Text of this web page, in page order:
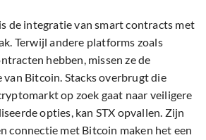
de integratie van smart contracts met
Terwijl andere platforms zoals
hebben, missen ze de
van Bitcoin. Stacks overbrugt die
op zoek gaat naar veiligere
opties, kan STX opvallen. Zijn
connectie met Bitcoin maken het een